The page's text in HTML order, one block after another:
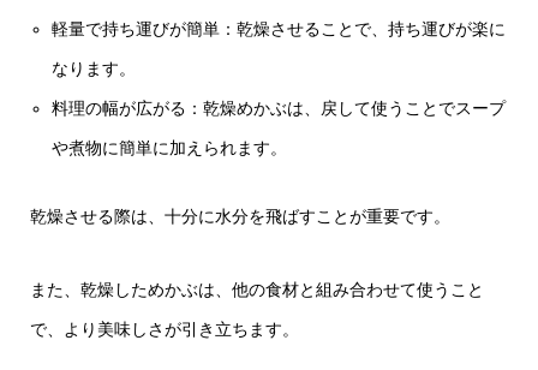
軽量で持ち運びが簡単：乾燥させることで、持ち運びが楽に
なります。
料理の幅が広がる：乾燥めかぶは、戻して使うことでスープ
や煮物に簡単に加えられます。
乾燥させる際は、十分に水分を飛ばすことが重要です。
また、乾燥しためかぶは、他の食材と組み合わせて使うこと
で、より美味しさが引き立ちます。